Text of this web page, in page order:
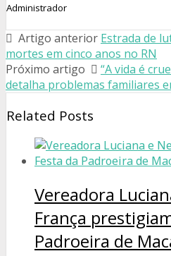
Administrador
Artigo anterior Estrada de
mortes em cinco anos no RN
Próximo artigo
“A vida é
detalha problemas familiares
Related Posts
Vereadora
França
Padroeira de